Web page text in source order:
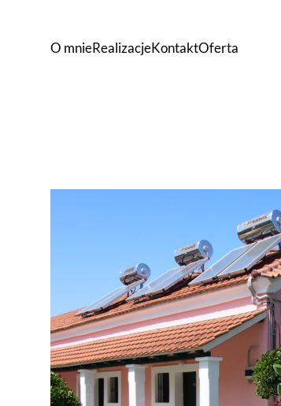
O mnieRealizacjeKontaktOferta